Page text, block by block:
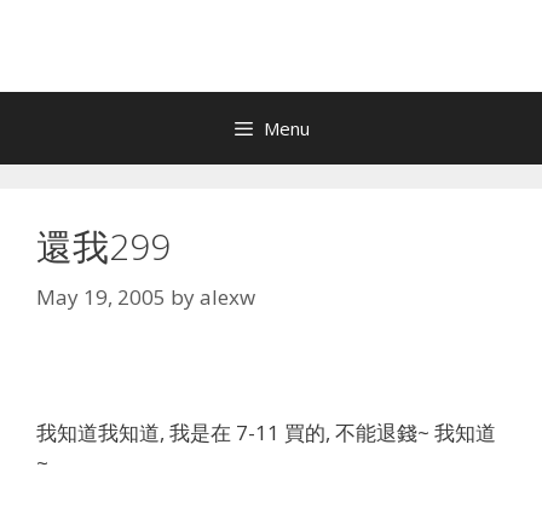
Menu
還我299
May 19, 2005 byalexw
我知道我知道, 我是在 7-11 買的, 不能退錢~ 我知道
~